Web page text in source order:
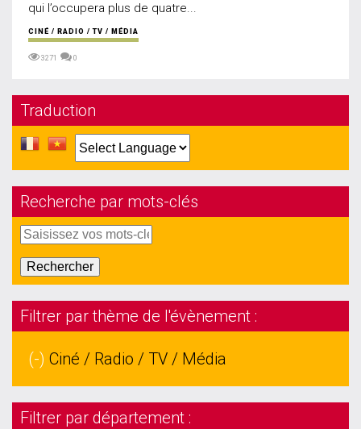
qui l’occupera plus de quatre...
CINÉ / RADIO / TV / MÉDIA
3271 0
Traduction
Recherche par mots-clés
Filtrer par thème de l'évènement :
(-) Ciné / Radio / TV / Média
Filtrer par département :